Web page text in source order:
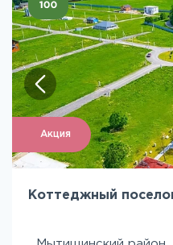
Акция
Коттеджный